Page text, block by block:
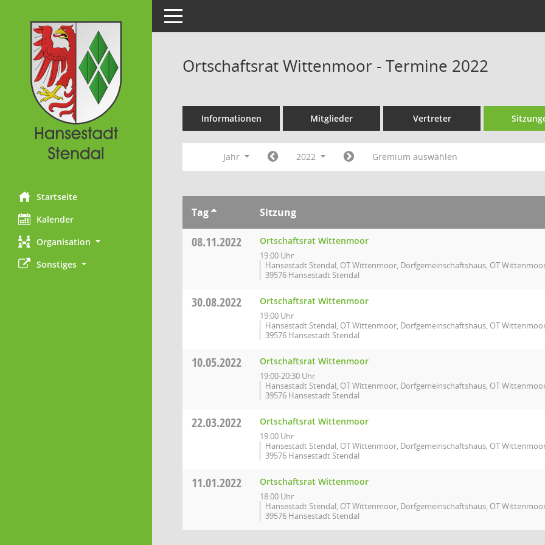
Startseite
Kalender
Organisation
Sonstiges
Toggle navigation
Ortschaftsrat Wittenmoor - Termine 2022
Informationen Mitglieder Vertreter
Jahr 2022 Gremium auswählen
Tag Sitzung
08.11.2022 Ortschaftsrat Wittenmoor
19:00 Uhr
Hansestadt Stendal, OT Wittenmoor, Dorfgemeinschaftshaus, OT
39576 Hansestadt Stendal
30.08.2022 Ortschaftsrat Wittenmoor
19:00 Uhr
Hansestadt Stendal, OT Wittenmoor, Dorfgemeinschaftshaus, OT
39576 Hansestadt Stendal
10.05.2022 Ortschaftsrat Wittenmoor
19:00-20:30 Uhr
Hansestadt Stendal, OT Wittenmoor, Dorfgemeinschaftshaus, OT
39576 Hansestadt Stendal
22.03.2022 Ortschaftsrat Wittenmoor
19:00 Uhr
Hansestadt Stendal, OT Wittenmoor, Dorfgemeinschaftshaus, OT
39576 Hansestadt Stendal
11.01.2022 Ortschaftsrat Wittenmoor
18:00 Uhr
Hansestadt Stendal, OT Wittenmoor, Dorfgemeinschaftshaus, OT
39576 Hansestadt Stendal